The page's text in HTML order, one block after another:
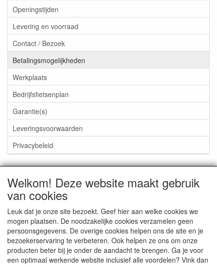
Openingstijden
Levering en voorraad
Contact / Bezoek
Betalingsmogelijkheden
Werkplaats
Bedrijfsfietsenplan
Garantie(s)
Leveringsvoorwaarden
Privacybeleid
CONTACTGEGEVENS
Rijwielhandel Stokebrook
Stadsweg 27
9917 PV Wirdum (Gn.)
E-mail: stokebrook@xs4all.nl
Telefoon: 0596 - 571646
Welkom! Deze website maakt gebruik
van cookies
Leuk dat je onze site bezoekt. Geef hier aan welke cookies we
mogen plaatsen. De noodzakelijke cookies verzamelen geen
persoonsgegevens. De overige cookies helpen ons de site en je
bezoekerservaring te verbeteren. Ook helpen ze ons om onze
producten beter bij je onder de aandacht te brengen. Ga je voor
een optimaal werkende website inclusief alle voordelen? Vink dan